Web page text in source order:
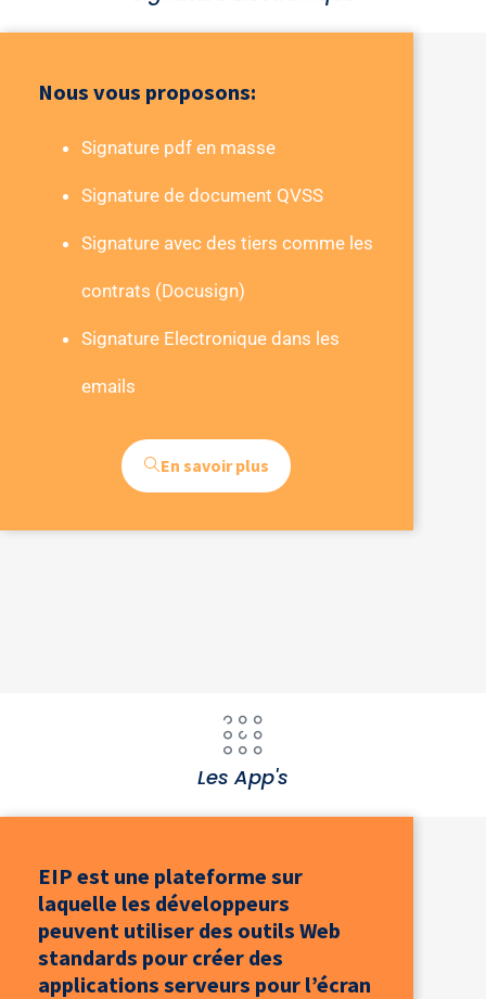
Nous vous proposons:
Signature pdf en masse
Signature de document QVSS
Signature avec des tiers comme les
contrats (Docusign)
Signature Electronique dans les
emails
En savoir plus
Les App's
EIP est une plateforme sur
laquelle les développeurs
peuvent utiliser des outils Web
standards pour créer des
applications serveurs pour l’écran